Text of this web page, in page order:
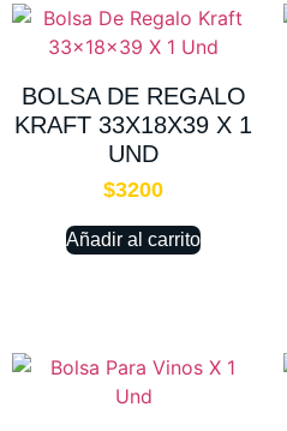
BOLSA DE REGALO
KRAFT 33X18X39 X 1
UND
$3200
Añadir al carrito